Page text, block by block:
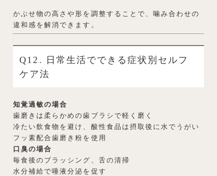
かぶせ物の高さや形を調整することで、噛み合わせの
違和感を解消できます。
Q12. 日常生活でできる症状別セルフ
ケア法
知覚過敏の場合
歯磨きは柔らかめの歯ブラシで軽く磨く
冷たい飲食物を避け、酸性食品は摂取後に水でうがい
フッ素配合歯磨き粉を使用
口臭の場合
毎食後のブラッシング、舌の清掃
水分補給で唾液分泌を促す